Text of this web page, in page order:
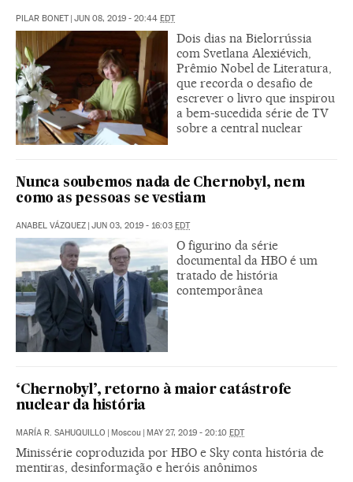
PILAR BONET JUN 08, 2019 - 20:44 EDT
Dois dias na Bielorrússia
com Svetlana Alexiévich,
Prêmio Nobel de Literatura,
que recorda o desafio de
escrever o livro que inspirou
a bem-sucedida série de TV
sobre a central nuclear
Nunca soubemos nada de Chernobyl, nem
como as pessoas se vestiam
ANABEL VÁZQUEZ | JUN 03, 2019 - 16:03 EDT
O figurino da série
documental da HBO é um
tratado de história
contemporânea
‘Chernobyl’, retorno à maior catástrofe
nuclear da história
MARÍA R. SAHUQUILLO | Moscou | MAY 27, 2019 - 20:10 EDT
Minissérie coproduzida por HBO e Sky conta história de
mentiras, desinformação e heróis anônimos